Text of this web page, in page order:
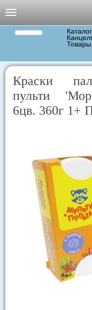
Навигация
Каталог
Товары
Краски
пульти
6цв. 360г 1+